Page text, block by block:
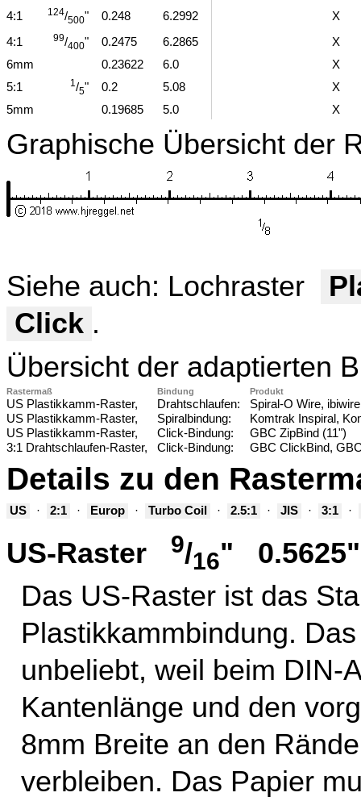
4:1
124/500" 0.248 6.2992
X
4:1
99/400" 0.2475 6.2865
X
6mm
0.23622 6.0
X
5:1
1/5" 0.2 5.08
X
5mm
0.19685 5.0 X
Graphische Übersicht der
Siehe auch: Lochraster
Click .
Übersicht der adaptierten
Rastermaß Bindung Produkt
US Plastikkamm-Raster, Drahtschlaufen:
Spiral-O Wire,
US Plastikkamm-Raster,
Spiralbindung:
Komtrak Inspiral,
US Plastikkamm-Raster,
Click-Bindung:
GBC ZipBind (11")
3:1 Drahtschlaufen-Raster,
Click-Bindung: GBC ClickBind,
Details zu den
US · 2:1 · Europ · Turbo Coil · 2.5:1 · JIS · 3:1 ·
US-Raster 9/16"
Das US-Raster ist das
Plastikkammbindung.
unbeliebt, weil beim DIN-
Kantenlänge und den
8mm Breite an den
verbleiben. Das Papier